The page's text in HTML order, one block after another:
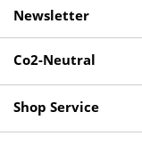
Newsletter
Co2-Neutral
Shop Service